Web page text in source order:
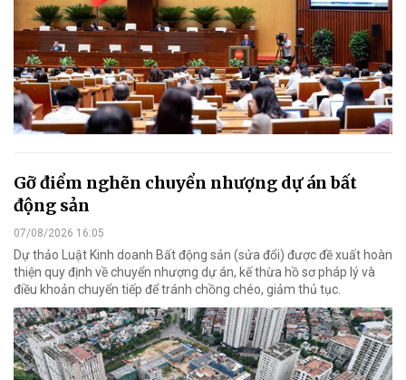
Gỡ điểm nghẽn chuyển nhượng dự án bất
động sản
07/08/2026 16:05
Dự thảo Luật Kinh doanh Bất động sản (sửa đổi) được đề xuất hoàn
thiện quy định về chuyển nhượng dự án, kế thừa hồ sơ pháp lý và
điều khoản chuyển tiếp để tránh chồng chéo, giảm thủ tục.